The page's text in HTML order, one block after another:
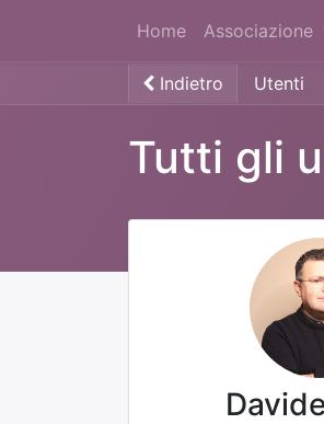
Home Associazione
Indietro Utenti
Tutti gli